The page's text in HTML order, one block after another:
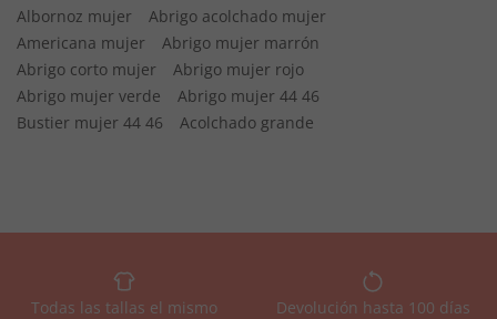
Albornoz mujer
Abrigo acolchado mujer
Americana mujer
Abrigo mujer marrón
Abrigo corto mujer
Abrigo mujer rojo
Abrigo mujer verde
Abrigo mujer 44 46
Bustier mujer 44 46
Acolchado grande
Todas las tallas el mismo
Devolución hasta 100 días